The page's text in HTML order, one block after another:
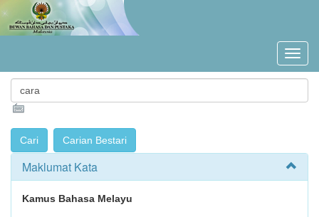
Maklumat Kata
Kamus Bahasa Melayu